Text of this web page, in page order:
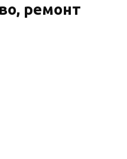
ремонт